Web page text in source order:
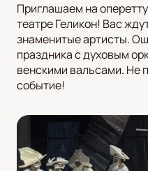
Приглашаем на
театре Геликон! Вас
знаменитые артисты.
праздника с духовым
венскими вальсами. Не
событие!